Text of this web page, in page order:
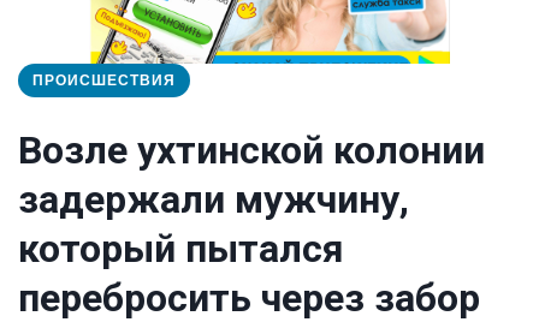
ПРОИСШЕСТВИЯ
Возле ухтинской колонии
задержали мужчину,
который пытался
перебросить через забор